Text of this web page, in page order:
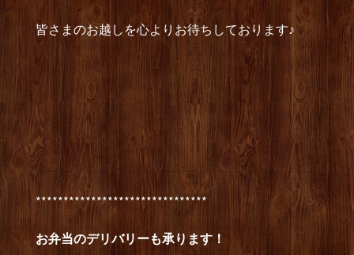
皆さまのお越しを心よりお待ちしております♪
*******************************
お弁当のデリバリーも承ります！